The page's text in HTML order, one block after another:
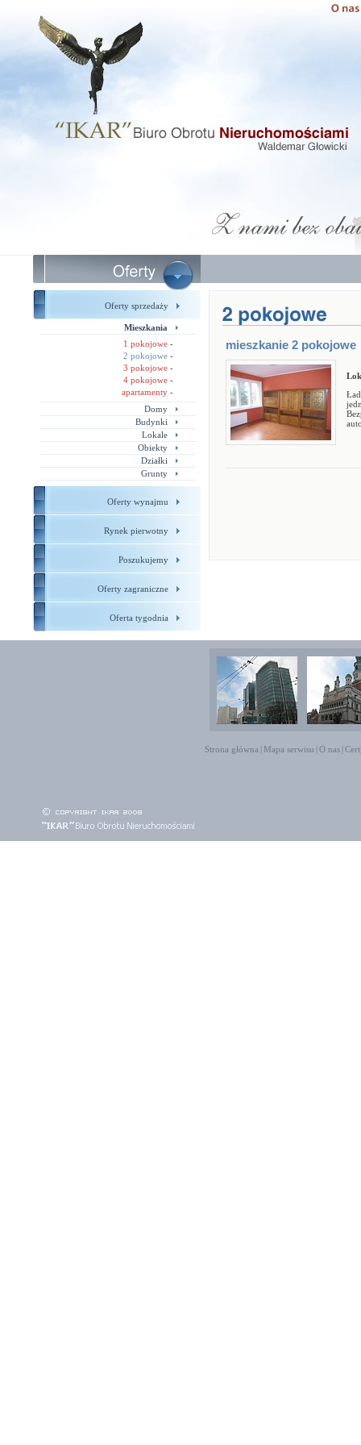
Oferty sprzedaży
Mieszkania
1 pokojowe -
2 pokojowe -
3 pokojowe -
4 pokojowe -
apartamenty -
Domy
Budynki
Lokale
Obiekty
Działki
Grunty
Oferty wynajmu
Rynek pierwotny
Poszukujemy
Oferty zagraniczne
Oferta tygodnia
mieszkanie 2 pokojowe
Strona główna | Mapa serwisu | O nas |